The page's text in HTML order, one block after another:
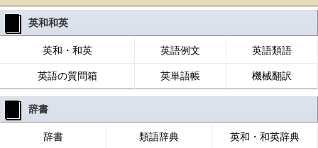
英和和英
英和・和英 英語例文 英語類語
英語の質問箱 英単語帳 機械翻訳
辞書
辞書 類語辞典 英和・和英辞典